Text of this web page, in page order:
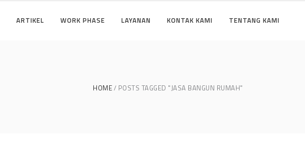
ARTIKEL WORK PHASE LAYANAN KONTAK KAMI TENTANG KAMI
HOME POSTS TAGGED "JASA BANGUN RUMAH"